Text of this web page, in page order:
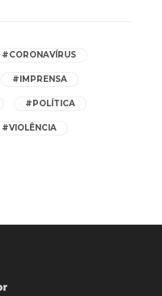
#CORONAVÍRUS
#IMPRENSA
#POLÍTICA
#VIOLÊNCIA